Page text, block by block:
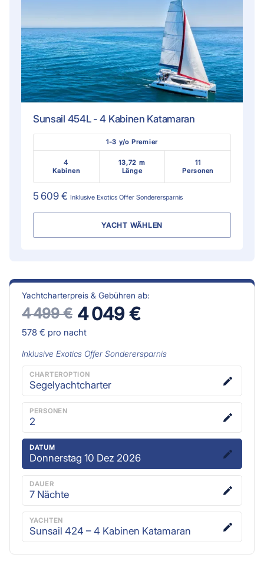
Sunsail 454L - 4 Kabinen Katamaran
1-3 y/o Premier
4
Kabinen
13,72 m
Länge
11
Personen
5 609 € Inklusive Exotics OfferSonderersparnis
YACHT WÄHLEN
Yachtcharterpreis & Gebühren ab:
4 499 € 4 049 €
578 € pro nacht
Inklusive Exotics OfferSonderersparnis
CHARTEROPTION
Segelyachtcharter
PERSONEN
2
DATUM
Donnerstag 10 Dez 2026
DAUER
7Nächte
YACHTEN
Sunsail 424 – 4 Kabinen Katamaran